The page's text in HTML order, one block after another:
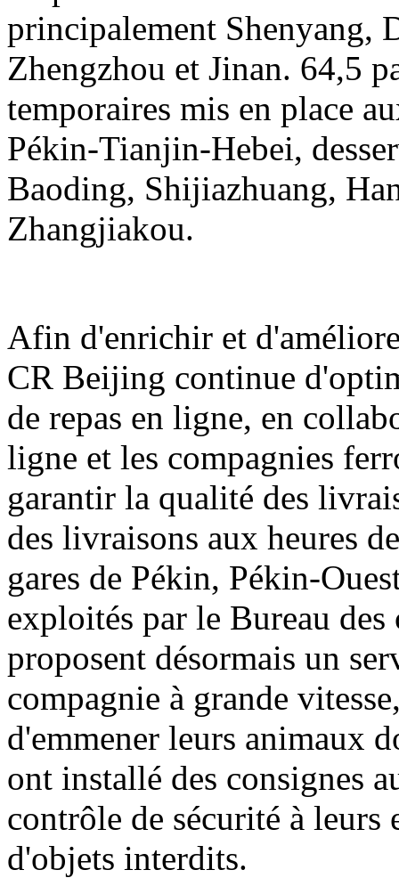
principalement Shenyang,
Zhengzhou et Jinan. 64,5
temporaires mis en place
Pékin-Tianjin-Hebei,
Baoding, Shijiazhuang,
Zhangjiakou.
Afin d'enrichir et
CR Beijing continue
de repas en ligne, en
ligne et les compagnies
garantir la qualité des
des livraisons aux heures
gares de Pékin, Pékin-
exploités par le Bureau
proposent désormais un
compagnie à grande
d'emmener leurs animaux
ont installé des consignes
contrôle de sécurité à
d'objets interdits.